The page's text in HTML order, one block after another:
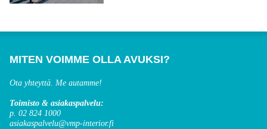
MITEN VOIMME OLLA AVUKSI?
Ota yhteyttä. Me autamme!
Toimisto & asiakaspalvelu:
p. 02 824 1000
asiakaspalvelu@vmp-interior.fi